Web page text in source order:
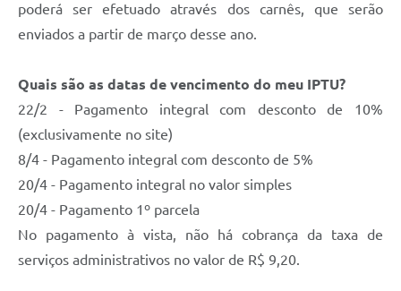
poderá ser efetuado através dos carnês, que serão
enviados a partir de março desse ano.
Quais são as datas de vencimento do meu IPTU?
22/2 - Pagamento integral com desconto de 10%
(exclusivamente no site)
8/4 - Pagamento integral com desconto de 5%
20/4 - Pagamento integral no valor simples
20/4 - Pagamento 1º parcela
No pagamento à vista, não há cobrança da taxa de
serviços administrativos no valor de R$ 9,20.